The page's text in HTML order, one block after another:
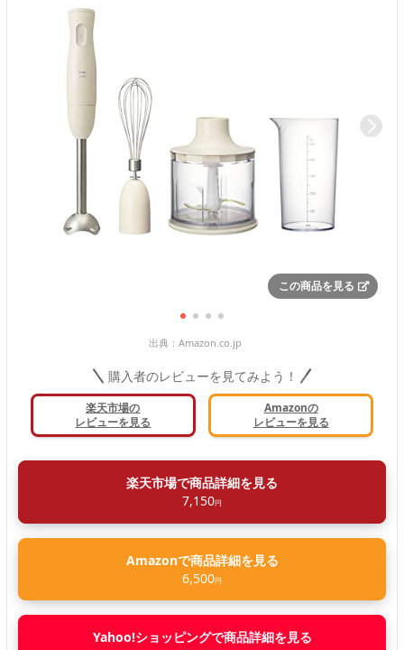
この商品を見る
出典： Amazon.co.jp
購入者のレビューを見てみよう！
楽天市場の
レビューを見る
Amazonの
レビューを見る
楽天市場で商品詳細を見る
7,150円
Amazonで商品詳細を見る
6,500円
Yahoo!ショッピングで商品詳細を見る